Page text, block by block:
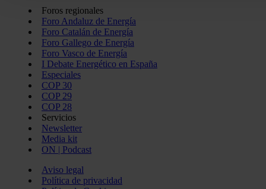
redes sociales y analizar el tráfico. Además, compartimos
con nuestros partners de redes sociales, publicidad y
información que les haya proporcionado o que hayan
servicios.
Foros regionales
Foro Andaluz de Energía
Foro Catalán de Energía
Foro Gallego de Energía
Foro Vasco de Energía
I Debate Energético en España
Especiales
COP 30
COP 29
COP 28
Servicios
Newsletter
Media kit
ON | Podcast
Aviso legal
Política de privacidad